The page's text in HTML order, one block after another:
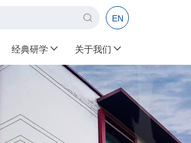
EN
经典研学 关于我们